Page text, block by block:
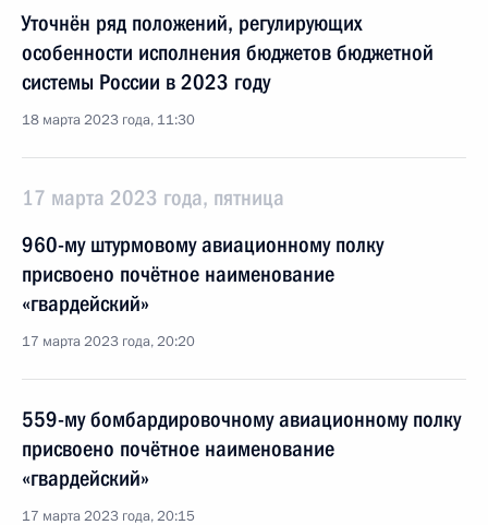
Уточнён ряд положений, регулирующих
особенности исполнения бюджетов бюджетной
системы России в 2023 году
18 марта 2023 года, 11:30
17 марта 2023 года, пятница
960-му штурмовому авиационному полку
присвоено почётное наименование
«гвардейский»
17 марта 2023 года, 20:20
559-му бомбардировочному авиационному полку
присвоено почётное наименование
«гвардейский»
17 марта 2023 года, 20:15